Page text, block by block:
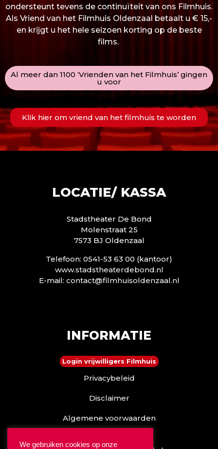
ondersteunt tevens de continuïteit van ons Filmhuis.
Als Vriend van het Filmhuis Oldenzaal betaalt u € 15,-
en krijgt u het hele seizoen korting op de beste
films.
Al meer dan 1100 ‘Vrienden van het Filmhuis’ gingen
u voor
Klik hier om vriend van het filmhuis te worden
LOCATIE/ KASSA
Stadstheater De Bond
Molenstraat 25
7573 BJ Oldenzaal
Telefoon: 0541-53 63 00 (kantoor)
www.stadstheaterdebond.nl
E-mail: contact@filmhuisoldenzaal.nl
INFORMATIE
Login vrijwilligers Filmhuis
Privacybeleid
Disclaimer
Algemene voorwaarden
We gebruiken cookies op onze